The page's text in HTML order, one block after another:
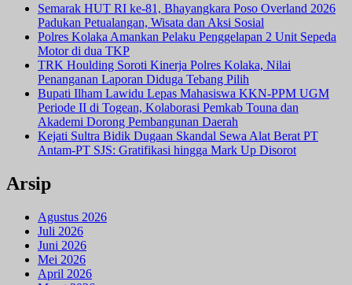
Semarak HUT RI ke-81, Bhayangkara Poso Overland 2026
Padukan Petualangan, Wisata dan Aksi Sosial
Polres Kolaka Amankan Pelaku Penggelapan 2 Unit Sepeda
Motor di dua TKP
TRK Houlding Soroti Kinerja Polres Kolaka, Nilai
Penanganan Laporan Diduga Tebang Pilih
Bupati Ilham Lawidu Lepas Mahasiswa KKN-PPM UGM
Periode II di Togean, Kolaborasi Pemkab Touna dan
Akademi Dorong Pembangunan Daerah
Kejati Sultra Bidik Dugaan Skandal Sewa Alat Berat PT
Antam-PT SJS: Gratifikasi hingga Mark Up Disorot
Arsip
Agustus 2026
Juli 2026
Juni 2026
Mei 2026
April 2026